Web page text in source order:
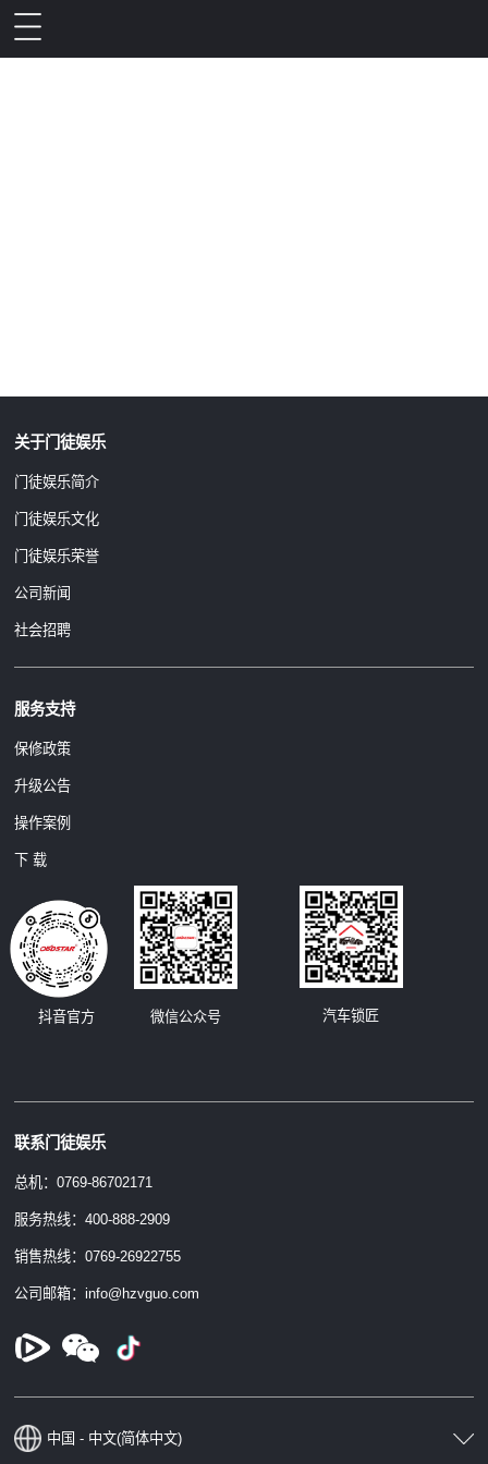
关于门徒娱乐
门徒娱乐简介
门徒娱乐文化
门徒娱乐荣誉
公司新闻
社会招聘
服务支持
保修政策
升级公告
操作案例
下 载
微信公众号
抖音官方 汽车锁匠
联系门徒娱乐
总机：0769-86702171
服务热线：400-888-2909
销售热线：0769-26922755
公司邮箱：info@hzvguo.com
中国 - 中文(简体中文)